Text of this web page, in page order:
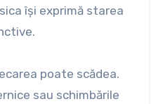
își exprimă starea
poate scădea.
sau schimbările